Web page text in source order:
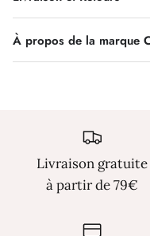
À propos de la marque
Livraison gratuite
à partir de 79€